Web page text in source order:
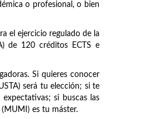
o profesional, o bien
el ejercicio regulado de la
de 120 créditos ECTS e
Si quieres conocer
será tu elección; si te
si buscas las
es tu máster.